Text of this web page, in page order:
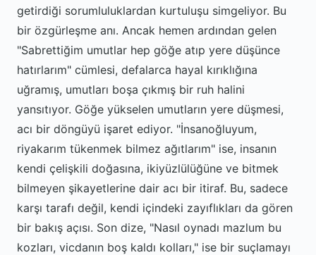
getirdiği sorumluluklardan kurtuluşu simgeliyor. Bu
bir özgürleşme anı. Ancak hemen ardından gelen
"Sabrettiğim umutlar hep göğe atıp yere düşünce
hatırlarım" cümlesi, defalarca hayal kırıklığına
uğramış, umutları boşa çıkmış bir ruh halini
yansıtıyor. Göğe yükselen umutların yere düşmesi,
acı bir döngüyü işaret ediyor. "İnsanoğluyum,
riyakarım tükenmek bilmez ağıtlarım" ise, insanın
kendi çelişkili doğasına, ikiyüzlülüğüne ve bitmek
bilmeyen şikayetlerine dair acı bir itiraf. Bu, sadece
karşı tarafı değil, kendi içindeki zayıflıkları da gören
bir bakış açısı. Son dize, "Nasıl oynadı mazlum bu
kozları, vicdanın boş kaldı kolları," ise bir suçlamayı